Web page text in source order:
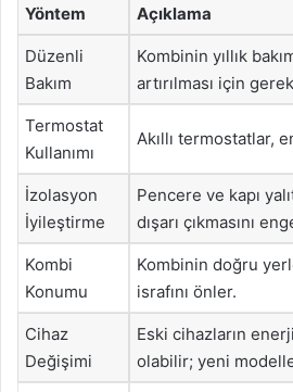
Yöntem Açıklama
Düzenli
Bakım
Kombinin yıllık
artırılması için
Termostat
Kullanımı
Akıllı termostatlar,
İzolasyon
İyileştirme
Pencere ve kapı
dışarı çıkmasını
Kombi
Konumu
Kombinin doğru
israfını önler.
Cihaz
Değişimi
Eski cihazların
olabilir; yeni